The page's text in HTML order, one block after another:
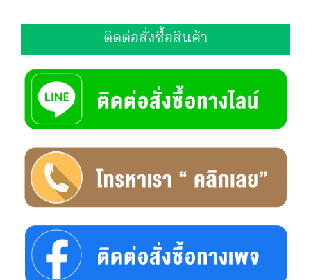
ติดต่อสั่งซื้อสินค้า